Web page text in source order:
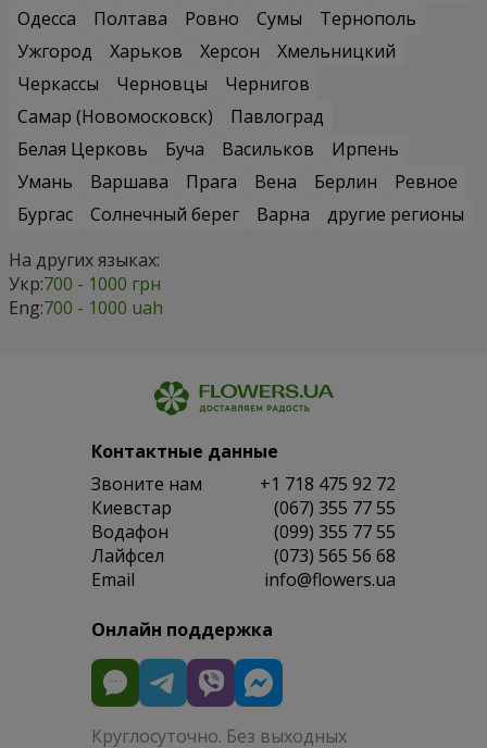
Одесса
Полтава Ровно Сумы
Тернополь
Ужгород
Харьков Херсон
Хмельницкий
Черкассы
Черновцы
Чернигов
Самар (Новомосковск)
Павлоград
Белая Церковь
Буча Васильков
Ирпень
Умань
Варшава Прага Вена Берлин
Ревное
Бургас
Солнечный берег Варна
другие регионы
На других языках:
Укр:700 - 1000 грн
Eng:700 - 1000 uah
Контактные данные
Звоните нам
+1 718 475 92 72
Киевстар
(067) 355 77 55
Водафон
(099) 355 77 55
Лайфсел
(073) 565 56 68
Email
info@flowers.ua
Онлайн поддержка
Круглосуточно. Без выходных